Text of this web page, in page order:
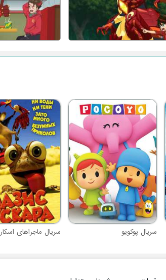
سریال پوکویو سریال ماجراهای اسکار